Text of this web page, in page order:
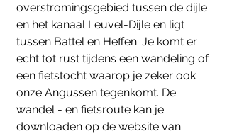
overstromingsgebied tussen de dijle
en het kanaal Leuvel-Dijle en ligt
tussen Battel en Heffen. Je komt er
echt tot rust tijdens een wandeling of
een fietstocht waarop je zeker ook
onze Angussen tegenkomt. De
wandel - en fietsroute kan je
downloaden op de website van